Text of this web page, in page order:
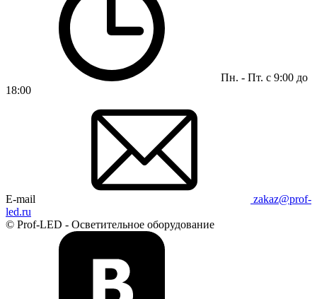
Пн. - Пт. с 9:00 до
18:00
E-mail
zakaz@prof-
led.ru
© Prof-LED - Осветительное оборудование